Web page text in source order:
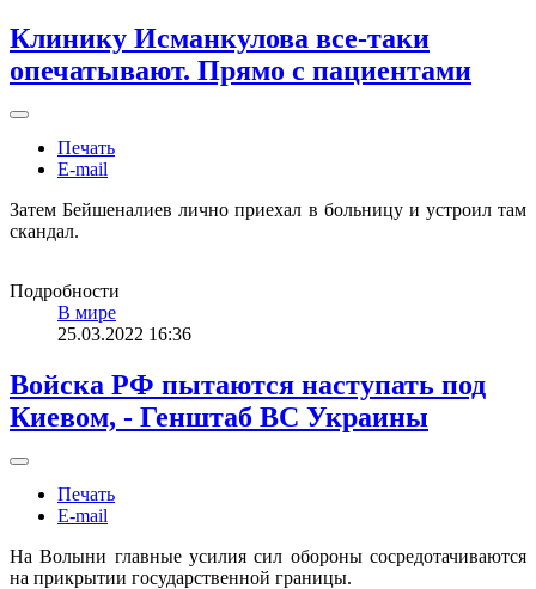
Клинику Исманкулова все-таки
опечатывают. Прямо с пациентами
Печать
E-mail
Затем Бейшеналиев лично приехал в больницу и устроил там
скандал.
Подробности
В мире
25.03.2022 16:36
Войска РФ пытаются наступать под
Киевом, - Генштаб ВС Украины
Печать
E-mail
На Волыни главные усилия сил обороны сосредотачиваются
на прикрытии государственной границы.